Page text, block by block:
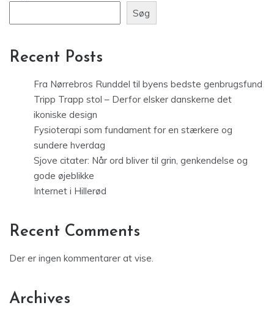
Søg
Recent Posts
Fra Nørrebros Runddel til byens bedste genbrugsfund
Tripp Trapp stol – Derfor elsker danskerne det
ikoniske design
Fysioterapi som fundament for en stærkere og
sundere hverdag
Sjove citater: Når ord bliver til grin, genkendelse og
gode øjeblikke
Internet i Hillerød
Recent Comments
Der er ingen kommentarer at vise.
Archives